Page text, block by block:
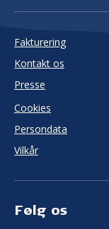
Fakturering
Kontakt os
Presse
Cookies
Persondata
Vilkår
Følg os